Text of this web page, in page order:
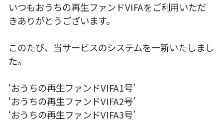
いつもおうちの再生ファンドVIFAをご利用いただ
きありがとうございます。
このたび、当サービスのシステムを一新いたしまし
た。
‘おうちの再生ファンドVIFA1号’
‘おうちの再生ファンドVIFA2号’
‘おうちの再生ファンドVIFA3号’